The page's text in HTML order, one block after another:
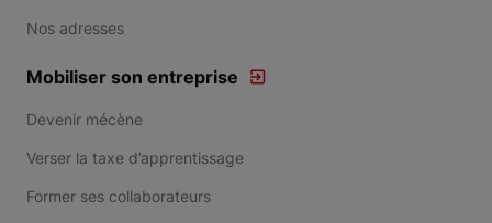
Nos adresses
Mobiliser son entreprise
Devenir mécène
Verser la taxe d’apprentissage
Former ses collaborateurs